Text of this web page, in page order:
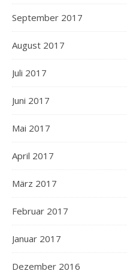
September 2017
August 2017
Juli 2017
Juni 2017
Mai 2017
April 2017
März 2017
Februar 2017
Januar 2017
Dezember 2016